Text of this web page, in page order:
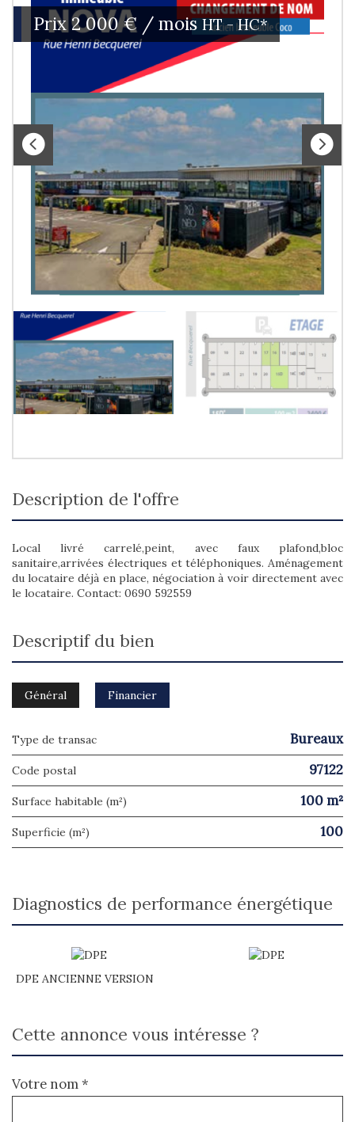
Prix 2 000 € / moisHT - HC*
description de l'offre
Local livré carrelé,peint, avec faux plafond,bloc
sanitaire,arrivées électriques et téléphoniques. Aménagement
du locataire déjà en place, négociation à voir directement avec
le locataire. Contact: 0690 592559
descriptif du bien
Général Financier
Type de transac Bureaux
Code postal 97122
Surface habitable (m²) 100 m²
Superficie (m²) 100
diagnostics de performance énergétique
DPE ANCIENNE VERSION
cette annonce vous intéresse ?
Votre nom *